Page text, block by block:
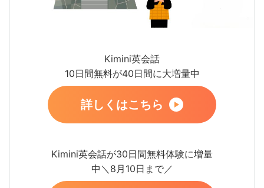
Kimini英会話
10日間無料が40日間に大増量中
詳しくはこちら
Kimini英会話が30日間無料体験に増量
中＼8月10日まで／